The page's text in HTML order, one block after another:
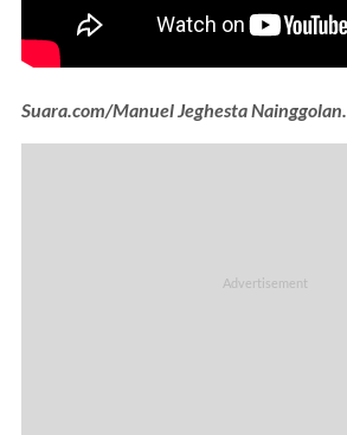
Suara.com/Manuel Jeghesta Nainggolan.